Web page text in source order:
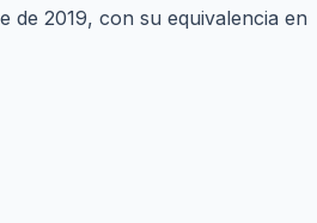
de 2019, con su equivalencia en